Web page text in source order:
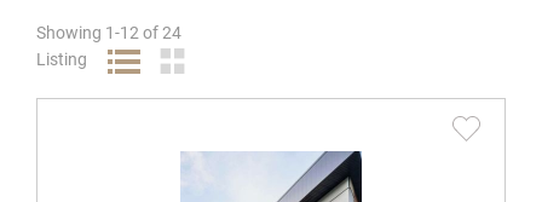
Showing 1-12 of24
Listing